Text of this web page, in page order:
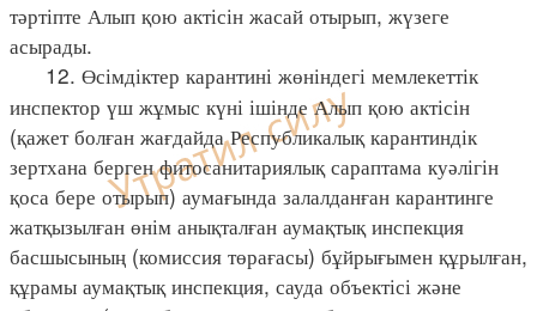
тәртіпте Алып қою актісін жасай отырып, жүзеге
асырады.
12. Өсімдіктер карантині жөніндегі мемлекеттік
инспектор үш жұмыс күні ішінде Алып қою актісін
(қажет болған жағдайда Республикалық карантиндік
зертхана берген фитосанитариялық сараптама куәлігін
қоса бере отырып) аумағында залалданған карантинге
жатқызылған өнім анықталған аумақтық инспекция
басшысының (комиссия төрағасы) бұйрығымен құрылған,
құрамы аумақтық инспекция, сауда объектісі және